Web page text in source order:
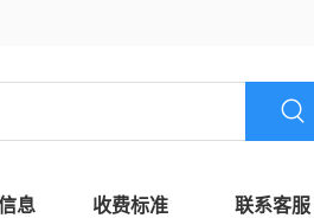
息 收费标准 联系客服